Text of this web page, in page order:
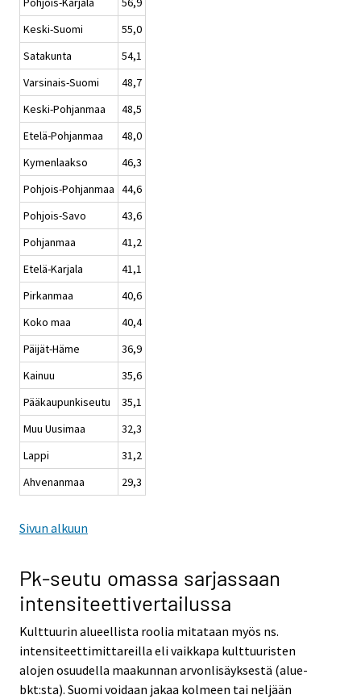
Keski-Suomi
55,0
Satakunta
54,1
Varsinais-Suomi
48,7
Keski-Pohjanmaa
48,5
Etelä-Pohjanmaa
48,0
Kymenlaakso
46,3
Pohjois-Pohjanmaa 44,6
Pohjois-Savo
43,6
Pohjanmaa
41,2
Etelä-Karjala
41,1
Pirkanmaa
40,6
Koko maa
40,4
Päijät-Häme
36,9
Kainuu
35,6
Pääkaupunkiseutu
35,1
Muu Uusimaa
32,3
Lappi
31,2
Ahvenanmaa
29,3
Sivun alkuun
Pk-seutu omassa sarjassaan
intensiteettivertailussa
Kulttuurin alueellista roolia mitataan myös ns.
intensiteettimittareilla eli vaikkapa kulttuuristen
alojen osuudella maakunnan arvonlisäyksestä (alue-
bkt:sta). Suomi voidaan jakaa kolmeen tai neljään